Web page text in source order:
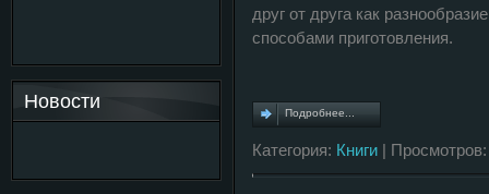
Новости
друг от друга как
способами приготовления.
Подробнее...
Категория: Книги |